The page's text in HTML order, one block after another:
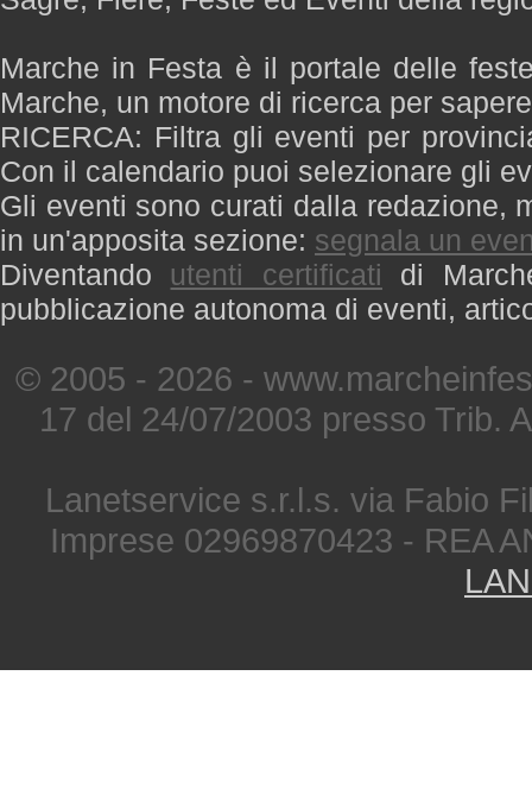
Marche in Festa è il portale delle
Marche, un motore di ricerca per
RICERCA: Filtra gli eventi per
Con il calendario puoi selezionare gli
Gli eventi sono curati dalla redazione,
in un'apposita sezione: segnala un
Diventando utenti certificati di
pubblicazione autonoma di eventi,
© 2005 - 2026 -
17 del 24/07/2003 presso Trib.
Lanetservice s.r.l.s. via Fabio
Imprese 02969870423 - REA